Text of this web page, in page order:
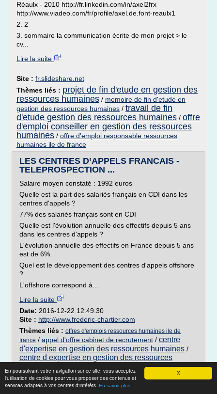
X
En poursuivant votre navigation sur ce site, vous acceptez
l'utilisation de cookies pour vous proposer des contenus et
services adaptés à vos centres d'intérêts. En savoir plus
Réaulx - 2010 http://fr.linkedin.com/in/axel2frx
http://www.viadeo.com/fr/profile/axel.de.font-reaulx1
2. 2
3. sommaire la communication écrite de mon projet > le
cv...
Lire la suite
Site : fr.slideshare.net
Thèmes liés : projet de fin d'etude en gestion des
ressources humaines / memoire de fin d'etude en
gestion des ressources humaines / travail de fin
d'etude gestion des ressources humaines / offre
d'emploi conseiller en gestion des ressources
humaines / offre d'emploi responsable ressources
humaines ile de france
LES CENTRES D’APPELS FRANCAIS -
TELEPROSPECTION ...
Salaire moyen constaté : 1992 euros
Quelle est la part des salariés français en CDI dans les
centres d'appels ?
77% des salariés français sont en CDI
Quelle est l'évolution annuelle des effectifs depuis 5 ans
dans les centres d'appels ?
L'évolution annuelle des effectifs en France depuis 5 ans
est de 6%.
Quel est le développement des centres d'appels offshore
?
L'offshore correspond à...
Lire la suite
Date: 2016-12-22 12:49:30
Site : http://www.frederic-chartier.com
Thèmes liés : offres d'emplois ressources humaines ile de
france / appel d'offre cabinet de recrutement / centre
d'expertise en gestion des ressources humaines /
centre d expertise en gestion des ressources
test personnalite cabinet recrutement gratuit
Offre d'emploi Consultant en recrutement